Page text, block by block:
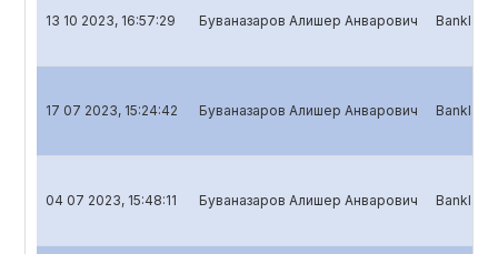
13 10 2023, 16:57:29 Буваназаров Алишер Анварович Banklar
17 07 2023, 15:24:42 Буваназаров Алишер Анварович Banklar
04 07 2023, 15:48:11 Буваназаров Алишер Анварович Banklar